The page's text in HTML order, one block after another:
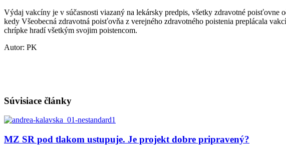
Výdaj vakcíny je v súčasnosti viazaný na lekársky predpis, všetky zdravotné
kedy Všeobecná zdravotná poisťovňa z verejného zdravotného poistenia preplácala
chrípke hradí všetkým svojim poistencom.
Autor: PK
Súvisiace články
MZ SR pod tlakom ustupuje. Je projekt dobre pripravený?